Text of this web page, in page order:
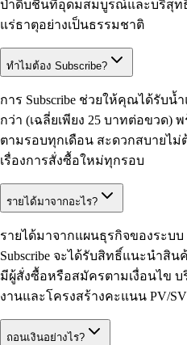
ป่าดิบชื้นที่อุดมสมบูรณ์และบริสุท
แร่ธาตุอย่างเป็นธรรมชาติ
ทำไมต้อง Subscribe?
การ Subscribe ช่วยให้คุณได้รับน้
กว่า (เฉลี่ยเพียง 25 บาทต่อขวด)
ตามรอบทุกเดือน สะดวกสบายไม่
เรื่องการสั่งซื้อใหม่ทุกรอบ
รายได้มาจากอะไร?
รายได้มาจากแผนธุรกิจของระบบ
Subscribe จะได้รับสิทธิ์แนะนำสิ
มีผู้สั่งซื้อหรือสมัครตามเงื่อนไข
งานและโครงสร้างคะแนน PV/
ถอนเงินอย่างไร?